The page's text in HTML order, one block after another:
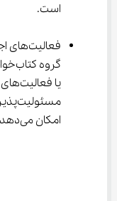
است.
یا
امکان می‌دهد تا با افراد هم‌فکر ارتباط برقرار کنند.